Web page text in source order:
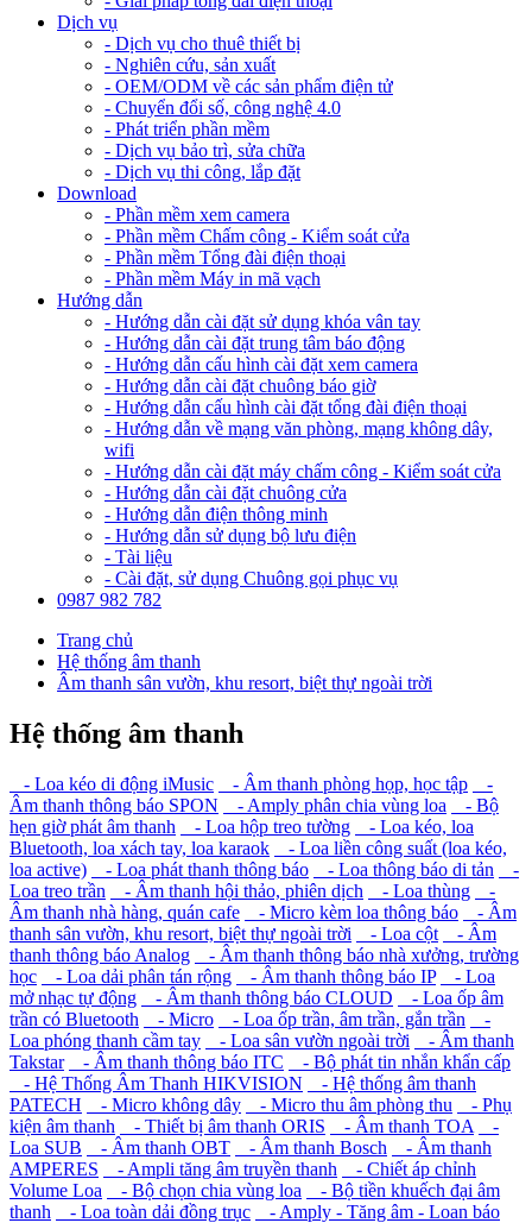
Dịch vụ
- Dịch vụ cho thuê thiết bị
- Nghiên cứu, sản xuất
- OEM/ODM về các sản phẩm điện tử
- Chuyển đổi số, công nghệ 4.0
- Phát triển phần mềm
- Dịch vụ bảo trì, sửa chữa
- Dịch vụ thi công, lắp đặt
Download
- Phần mềm xem camera
- Phần mềm Chấm công - Kiểm soát cửa
- Phần mềm Tổng đài điện thoại
- Phần mềm Máy in mã vạch
Hướng dẫn
- Hướng dẫn cài đặt sử dụng khóa vân tay
- Hướng dẫn cài đặt trung tâm báo động
- Hướng dẫn cấu hình cài đặt xem camera
- Hướng dẫn cài đặt chuông báo giờ
- Hướng dẫn cấu hình cài đặt tổng đài điện thoại
- Hướng dẫn về mạng văn phòng, mạng không dây,
wifi
- Hướng dẫn cài đặt máy chấm công - Kiểm soát cửa
- Hướng dẫn cài đặt chuông cửa
- Hướng dẫn điện thông minh
- Hướng dẫn sử dụng bộ lưu điện
- Tài liệu
- Cài đặt, sử dụng Chuông gọi phục vụ
0987 982 782
Trang chủ
Hệ thống âm thanh
Âm thanh sân vườn, khu resort, biệt thự ngoài trời
Hệ thống âm thanh
- Loa kéo di động iMusic - Âm thanh phòng họp, học tập
-
Âm thanh thông báo SPON
- Amply phân chia vùng loa
- Bộ
hẹn giờ phát âm thanh
- Loa hộp treo tường
- Loa kéo, loa
Bluetooth, loa xách tay, loa karaok
- Loa liền công suất (loa kéo,
loa active)
- Loa phát thanh thông báo - Loa thông báo di tản
-
Loa treo trần
- Âm thanh hội thảo, phiên dịch - Loa thùng
-
Âm thanh nhà hàng, quán cafe
- Micro kèm loa thông báo
- Âm
thanh sân vườn, khu resort, biệt thự ngoài trời
- Loa cột
- Âm
thanh thông báo Analog
- Âm thanh thông báo nhà xưởng, trường
học
- Loa dải phân tán rộng - Âm thanh thông báo IP
- Loa
mở nhạc tự động
- Âm thanh thông báo CLOUD
- Loa ốp âm
trần có Bluetooth
- Micro - Loa ốp trần, âm trần, gắn trần
-
Loa phóng thanh cầm tay
- Loa sân vườn ngoài trời
- Âm thanh
Takstar
- Âm thanh thông báo ITC
- Bộ phát tin nhắn khẩn cấp
- Hệ Thống Âm Thanh HIKVISION
- Hệ thống âm thanh
PATECH
- Micro không dây - Micro thu âm phòng thu
- Phụ
kiện âm thanh
- Thiết bị âm thanh ORIS - Âm thanh TOA
-
Loa SUB
- Âm thanh OBT - Âm thanh Bosch
- Âm thanh
AMPERES
- Ampli tăng âm truyền thanh
- Chiết áp chỉnh
Volume Loa
- Bộ chọn chia vùng loa
- Bộ tiền khuếch đại âm
thanh
- Loa toàn dải đồng trục - Amply - Tăng âm - Loan báo